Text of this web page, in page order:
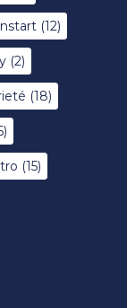
(12)
(2)
(18)
(15)